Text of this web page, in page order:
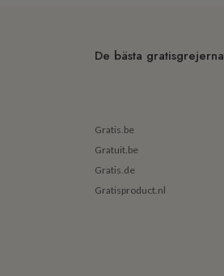
De bästa gratisgrejerna
Gratis.be
Gratuit.be
Gratis.de
Gratisproduct.nl